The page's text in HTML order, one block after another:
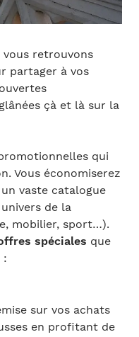
vous retrouvons
partager à vos
çà et là sur la
qui
Vous économiserez
un vaste catalogue
de la
mobilier, sport…).
spéciales que
:
sur vos achats
en profitant de